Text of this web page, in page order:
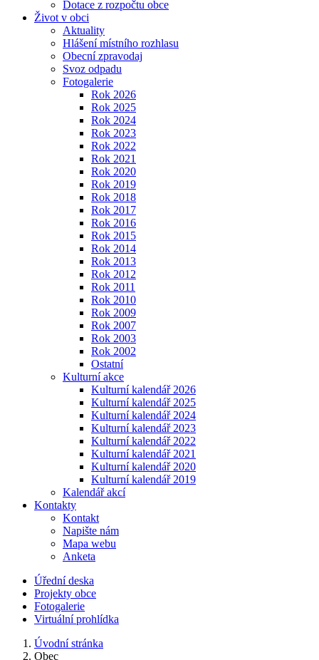
Dotace z rozpočtu obce
Život v obci
Aktuality
Hlášení místního rozhlasu
Obecní zpravodaj
Svoz odpadu
Fotogalerie
Rok 2026
Rok 2025
Rok 2024
Rok 2023
Rok 2022
Rok 2021
Rok 2020
Rok 2019
Rok 2018
Rok 2017
Rok 2016
Rok 2015
Rok 2014
Rok 2013
Rok 2012
Rok 2011
Rok 2010
Rok 2009
Rok 2007
Rok 2003
Rok 2002
Ostatní
Kulturní akce
Kulturní kalendář 2026
Kulturní kalendář 2025
Kulturní kalendář 2024
Kulturní kalendář 2023
Kulturní kalendář 2022
Kulturní kalendář 2021
Kulturní kalendář 2020
Kulturní kalendář 2019
Kalendář akcí
Kontakty
Kontakt
Napište nám
Mapa webu
Anketa
Úřední deska
Projekty obce
Fotogalerie
Virtuální prohlídka
Úvodní stránka
Obec